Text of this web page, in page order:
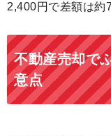
2,400円で差額は約
不動産売却で
意点